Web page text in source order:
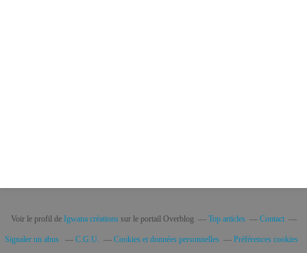
Voir le profil de Igwana créationssur le portail Overblog Top articles Contact
Signaler un abus C.G.U. Cookies et données personnelles Préférences cookies